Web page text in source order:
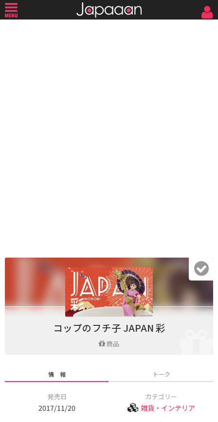
コップのフチ子 JAPAN 彩
商品
情 報 トーク
発売日
2017/11/20
カテゴリー
雑貨・インテリア